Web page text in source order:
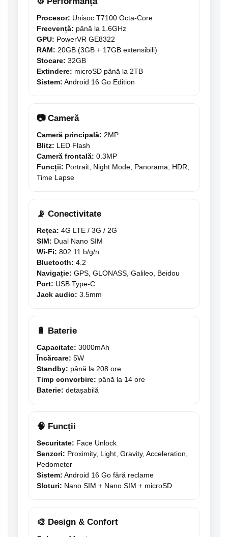
Procesor: Unisoc T7100 Octa-Core
Frecvență: până la 1.6GHz
GPU: PowerVR GE8322
RAM: 20GB (3GB + 17GB extensibili)
Stocare: 32GB
Extindere: microSD până la 2TB
Sistem: Android 16 Go Edition
📷 Cameră
Cameră principală: 2MP
Blitz: LED Flash
Cameră frontală: 0.3MP
Funcții: Portrait, Night Mode, Panorama, HDR,
Time Lapse
📡 Conectivitate
Rețea: 4G LTE / 3G / 2G
SIM: Dual Nano SIM
Wi-Fi: 802.11 b/g/n
Bluetooth: 4.2
Navigație: GPS, GLONASS, Galileo, Beidou
Port: USB Type-C
Jack audio: 3.5mm
🔋 Baterie
Capacitate: 3000mAh
Încărcare: 5W
Standby: până la 208 ore
Timp convorbire: până la 14 ore
Baterie: detașabilă
🧠 Funcții
Securitate: Face Unlock
Senzori: Proximity, Light, Gravity, Acceleration,
Pedometer
Sistem: Android 16 Go fără reclame
Sloturi: Nano SIM + Nano SIM + microSD
🎨 Design & Confort